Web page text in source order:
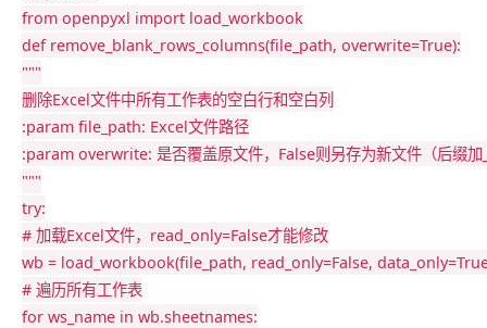
from openpyxl import
def remove_blank_rows_columns(file_path, overwrite=True):
"""
删除Excel文件中所有工作表的空白行和空白列
:param file_path: Excel文件路径
:param overwrite: 是否覆盖原文件，False则另存为新文件（后缀
"""
try:
# 加载Excel文件，read_only=False才能修改
wb = load_workbook(file_path, read_only=False, data_only=
# 遍历所有工作表
for ws_name in wb.sheetnames: